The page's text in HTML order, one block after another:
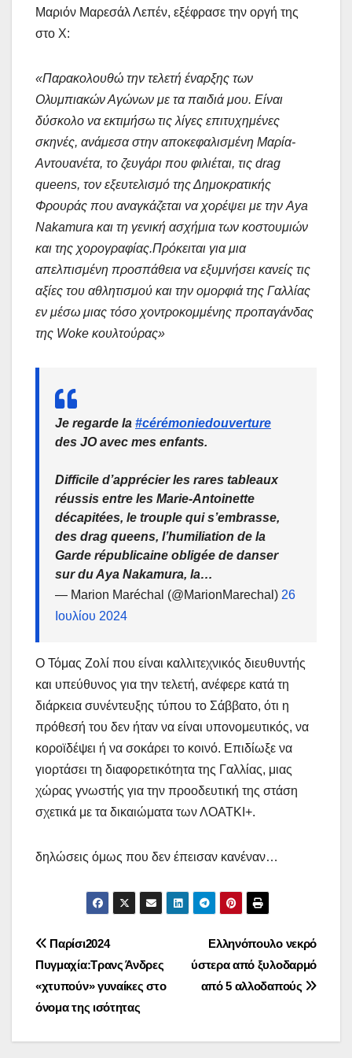
Μαριόν Μαρεσάλ Λεπέν, εξέφρασε την οργή της
στο X:
«Παρακολουθώ την τελετή έναρξης των
Ολυμπιακών Αγώνων με τα παιδιά μου. Είναι
δύσκολο να εκτιμήσω τις λίγες επιτυχημένες
σκηνές, ανάμεσα στην αποκεφαλισμένη Μαρία-
Αντουανέτα, το ζευγάρι που φιλιέται, τις drag
queens, τον εξευτελισμό της Δημοκρατικής
Φρουράς που αναγκάζεται να χορέψει με την Aya
Nakamura και τη γενική ασχήμια των κοστουμιών
και της χορογραφίας.Πρόκειται για μια
απελπισμένη προσπάθεια να εξυμνήσει κανείς τις
αξίες του αθλητισμού και την ομορφιά της Γαλλίας
εν μέσω μιας τόσο χοντροκομμένης προπαγάνδας
της Woke κουλτούρας»
Je regarde la #cérémoniedouverture
des JO avec mes enfants.
Difficile d’apprécier les rares tableaux
réussis entre les Marie-Antoinette
décapitées, le trouple qui s’embrasse,
des drag queens, l’humiliation de la
Garde républicaine obligée de danser
sur du Aya Nakamura, la…
— Marion Maréchal (@MarionMarechal) 26
Ιουλίου 2024
Ο Τόμας Ζολί που είναι καλλιτεχνικός διευθυντής
και υπεύθυνος για την τελετή, ανέφερε κατά τη
διάρκεια συνέντευξης τύπου το Σάββατο, ότι η
πρόθεσή του δεν ήταν να είναι υπονομευτικός, να
κοροϊδέψει ή να σοκάρει το κοινό. Επιδίωξε να
γιορτάσει τη διαφορετικότητα της Γαλλίας, μιας
χώρας γνωστής για την προοδευτική της στάση
σχετικά με τα δικαιώματα των ΛΟΑΤΚΙ+.
δηλώσεις όμως που δεν έπεισαν κανέναν…
Πλοήγηση
άρθρων
Ελληνόπουλο νεκρό
ύστερα από ξυλοδαρμό
από 5 αλλοδαπούς
Παρίσι2024
Πυγμαχία:Τρανς Άνδρες
«χτυπούν» γυναίκες στο
όνομα της ισότητας